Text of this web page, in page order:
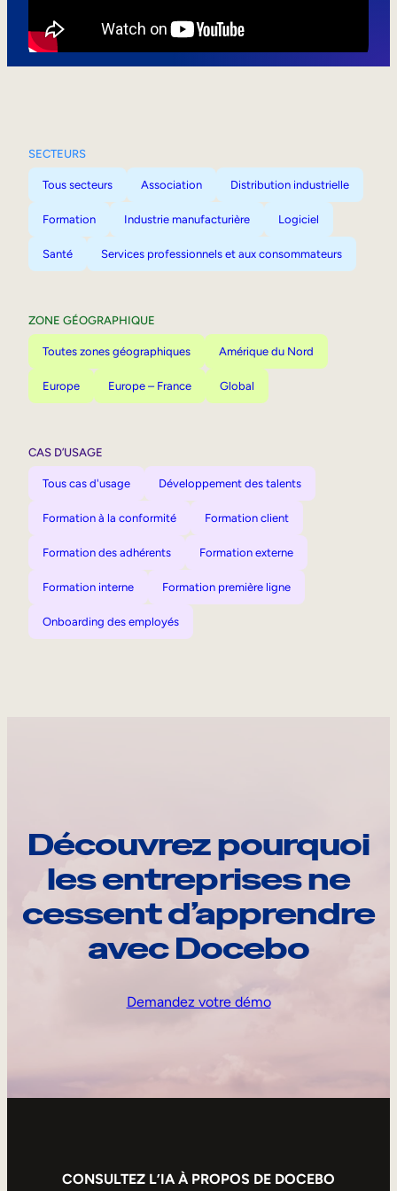
SECTEURS
Tous secteurs Association Distribution industrielle
Formation Industrie manufacturière Logiciel
Santé Services professionnels et aux consommateurs
ZONE GÉOGRAPHIQUE
Toutes zones géographiques Amérique du Nord
Europe Europe – France Global
CAS D’USAGE
Tous cas d'usage Développement des talents
Formation à la conformité Formation client
Formation des adhérents Formation externe
Formation interne Formation première ligne
Onboarding des employés
Découvrez pourquoi
les entreprises ne
cessent d’apprendre
avec Docebo
Demandez votre démo
CONSULTEZ L’IA À PROPOS DE DOCEBO